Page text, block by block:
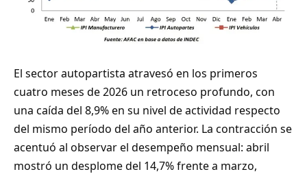
El sector autopartista atravesó en los primeros
cuatro meses de 2026 un retroceso profundo, con
una caída del 8,9% en su nivel de actividad respecto
del mismo período del año anterior. La contracción se
acentuó al observar el desempeño mensual: abril
mostró un desplome del 14,7% frente a marzo,